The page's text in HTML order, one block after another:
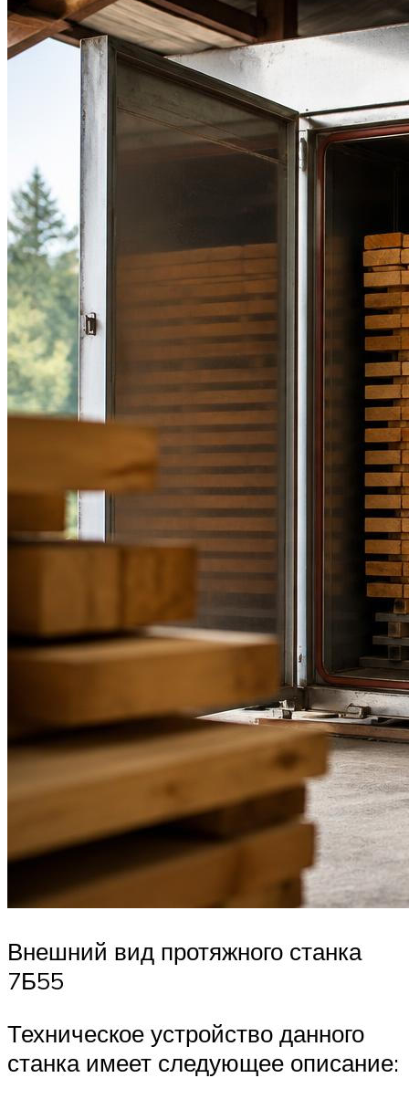
Внешний вид протяжного станка
7Б55
Техническое устройство данного
станка имеет следующее описание: